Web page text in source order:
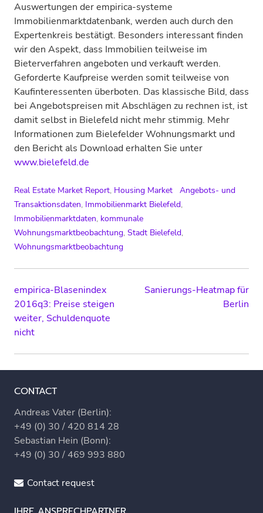
Auswertungen der empirica-systeme
Immobilienmarktdatenbank, werden auch durch den
Expertenkreis bestätigt. Besonders interessant finden
wir den Aspekt, dass Immobilien teilweise im
Bieterverfahren angeboten und verkauft werden.
Geforderte Kaufpreise werden somit teilweise von
Kaufinteressenten überboten. Das klassische Bild, dass
bei Angebotspreisen mit Abschlägen zu rechnen ist, ist
damit selbst in Bielefeld nicht mehr stimmig. Mehr
Informationen zum Bielefelder Wohnungsmarkt und
den Bericht als Download erhalten Sie unter
www.bielefeld.de
Real Estate Market Report, Housing Market
Angebots- und
Transaktionsdaten, Immobilienmarkt Bielefeld,
Immobilienmarktdaten, kommunale
Wohnungsmarktbeobachtung, Stadt Bielefeld,
Wohnungsmarktbeobachtung
Post
navigation
empirica-Blasenindex
2016q3: Preise steigen
weiter, Schuldenquote
nicht
Sanierungs-Heatmap für
Berlin
CONTACT
Andreas Vater (Berlin):
+49 (0) 30 / 420 814 28
Sebastian Hein (Bonn):
+49 (0) 30 / 469 993 880
Contact request